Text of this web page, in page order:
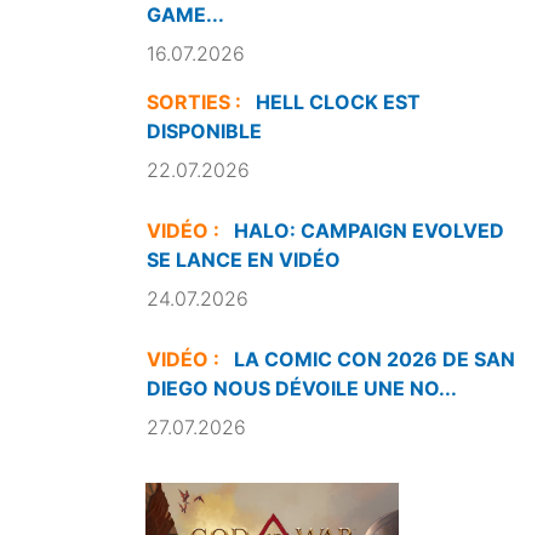
GAME...
16.07.2026
SORTIES :
HELL CLOCK EST
DISPONIBLE
22.07.2026
VIDÉO :
HALO: CAMPAIGN EVOLVED
SE LANCE EN VIDÉO
24.07.2026
VIDÉO :
LA COMIC CON 2026 DE SAN
DIEGO NOUS DÉVOILE UNE NO...
27.07.2026